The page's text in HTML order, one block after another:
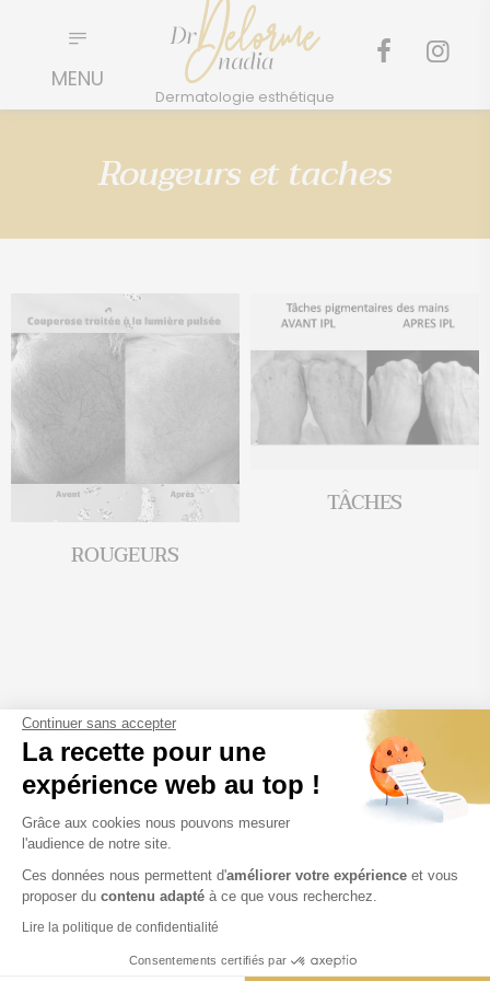
Continuer sans accepter
La recette pour une
expérience web au top !
Grâce aux cookies nous pouvons mesurer
l'audience de notre site.
Ces données nous permettent d'améliorer votre expérience et vous
proposer du contenu adapté à ce que vous recherchez.
Lire la politique de confidentialité
Consentements certifiés par
Rougeurs et taches
ROUGEURS
TÂCHES
PRENDRE RENDEZ-VOUS